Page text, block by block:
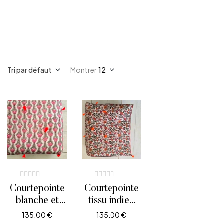
Tri par défaut Montrer12
Courtepointe
blanche et
rose motif
135.00€
Courtepointe
tissu indien
coton fleurs
135.00€